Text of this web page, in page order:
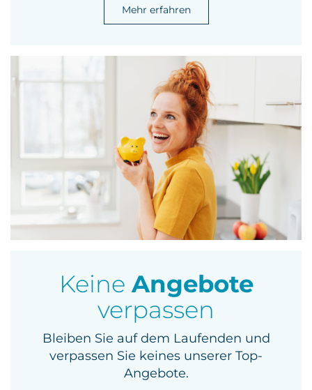
Mehr erfahren
KeineAngebote
verpassen
Bleiben Sie auf dem Laufenden und
verpassen Sie keines unserer Top-
Angebote.